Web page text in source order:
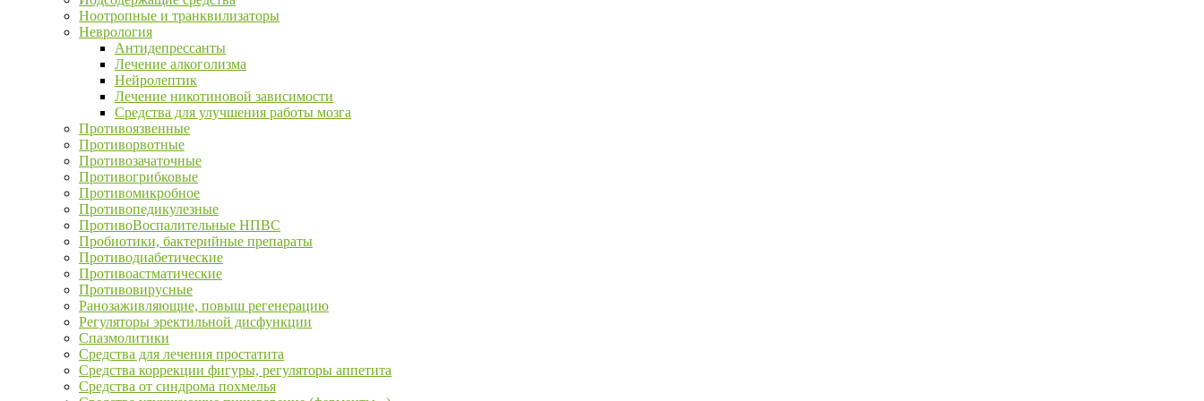
Ноотропные и транквилизаторы
Неврология
Антидепрессанты
Лечение алкоголизма
Нейролептик
Лечение никотиновой зависимости
Средства для улучшения работы мозга
Противоязвенные
Противорвотные
Противозачаточные
Противогрибковые
Противомикробное
Противопедикулезные
ПротивоВоспалительные НПВС
Пробиотики, бактерийные препараты
Противодиабетические
Противоастматические
Противовирусные
Ранозаживляющие, повыш регенерацию
Регуляторы эректильной дисфункции
Спазмолитики
Средства для лечения простатита
Средства коррекции фигуры, регуляторы аппетита
Средства от синдрома похмелья